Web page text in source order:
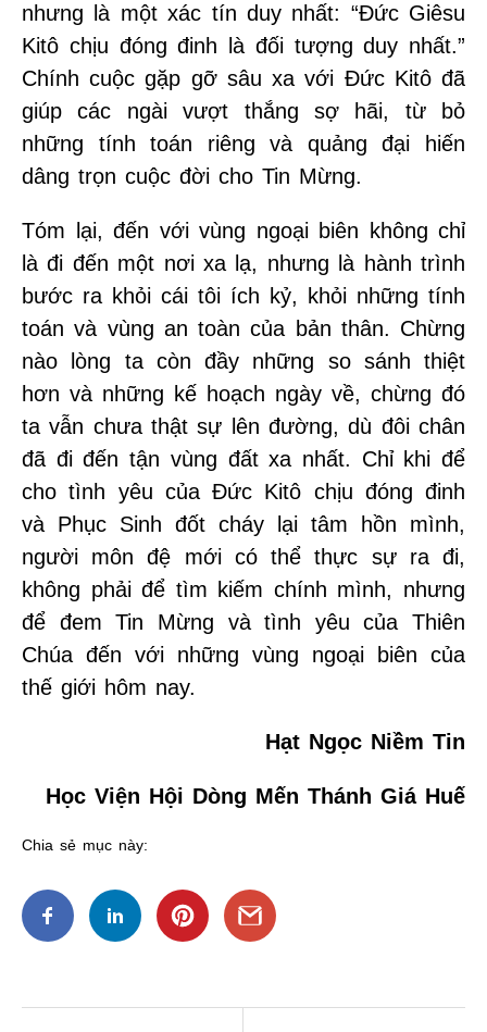
nhưng là một xác tín duy nhất: “Đức Giêsu
Kitô chịu đóng đinh là đối tượng duy nhất.”
Chính cuộc gặp gỡ sâu xa với Đức Kitô đã
giúp các ngài vượt thắng sợ hãi, từ bỏ
những tính toán riêng và quảng đại hiến
dâng trọn cuộc đời cho Tin Mừng.
Tóm lại, đến với vùng ngoại biên không chỉ
là đi đến một nơi xa lạ, nhưng là hành trình
bước ra khỏi cái tôi ích kỷ, khỏi những tính
toán và vùng an toàn của bản thân. Chừng
nào lòng ta còn đầy những so sánh thiệt
hơn và những kế hoạch ngày về, chừng đó
ta vẫn chưa thật sự lên đường, dù đôi chân
đã đi đến tận vùng đất xa nhất. Chỉ khi để
cho tình yêu của Đức Kitô chịu đóng đinh
và Phục Sinh đốt cháy lại tâm hồn mình,
người môn đệ mới có thể thực sự ra đi,
không phải để tìm kiếm chính mình, nhưng
để đem Tin Mừng và tình yêu của Thiên
Chúa đến với những vùng ngoại biên của
thế giới hôm nay.
Hạt Ngọc Niềm Tin
Học Viện Hội Dòng Mến Thánh Giá Huế
Chia sẻ mục này: